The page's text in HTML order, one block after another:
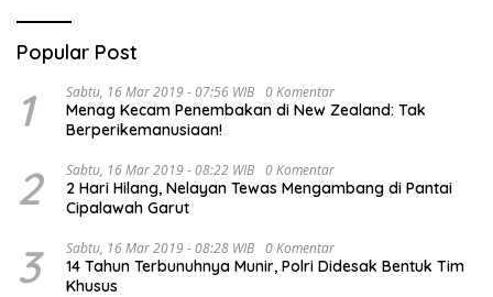
Popular Post
1 Sabtu, 16 Mar 2019 - 07:56 WIB 0 Komentar
Menag Kecam Penembakan di New Zealand: Tak
Berperikemanusiaan!
2 Sabtu, 16 Mar 2019 - 08:22 WIB 0 Komentar
2 Hari Hilang, Nelayan Tewas Mengambang di Pantai
Cipalawah Garut
3 Sabtu, 16 Mar 2019 - 08:28 WIB 0 Komentar
14 Tahun Terbunuhnya Munir, Polri Didesak Bentuk Tim
Khusus